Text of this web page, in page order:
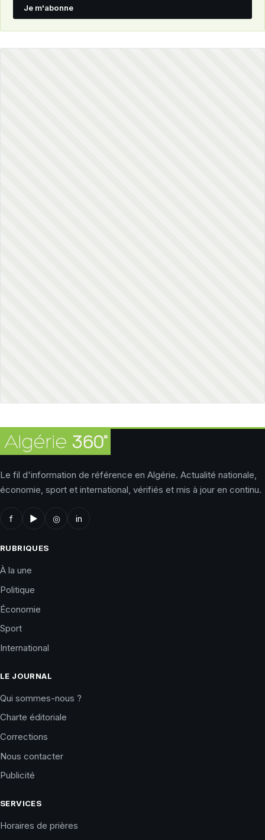
Je m'abonne
Le fil d'information de référence en Algérie. Actualité nationale,
économie, sport et international, vérifiés et mis à jour en continu.
f ▶ ◎ in
RUBRIQUES
À la une
Politique
Économie
Sport
International
LE JOURNAL
Qui sommes-nous ?
Charte éditoriale
Corrections
Nous contacter
Publicité
SERVICES
Horaires de prières